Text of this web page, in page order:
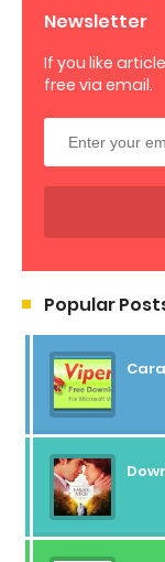
Newsletter
If you like
free via email.
Popular